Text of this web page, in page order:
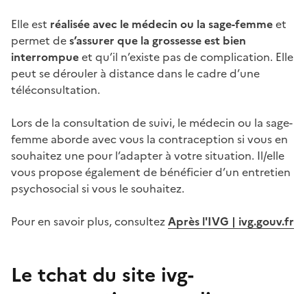
Elle est réalisée avec le médecin ou la sage-femmeet
permet des’assurer que la grossesse est bien
interrompueet qu’il n’existe pas de complication. Elle
peut se dérouler à distance dans le cadre d’une
téléconsultation.
Lors de la consultation de suivi, le médecin ou la sage-
femme aborde avec vous la contraception si vous en
souhaitez une pour l’adapter à votre situation. Il/elle
vous propose également de bénéficier d’un entretien
psychosocial si vous le souhaitez.
Pour en savoir plus, consultezAprès l'IVG | ivg.gouv.fr
Le tchat du site ivg-